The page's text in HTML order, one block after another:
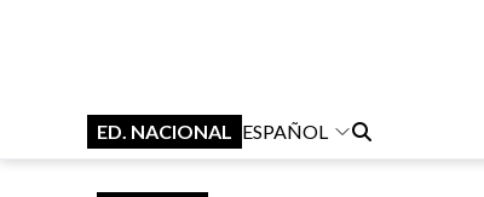
ED. NACIONAL ESPAÑOL